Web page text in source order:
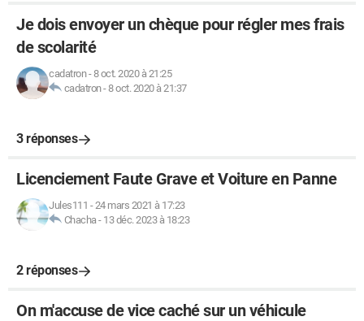
Je dois envoyer un chèque pour régler mes frais
de scolarité
cadatron-8 oct. 2020 à 21:25
cadatron-8 oct. 2020 à 21:37
3 réponses
Licenciement Faute Grave et Voiture en Panne
Jules111 -24 mars 2021 à 17:23
Chacha- 13 déc. 2023 à 18:23
2 réponses
On m'accuse de vice caché sur un véhicule